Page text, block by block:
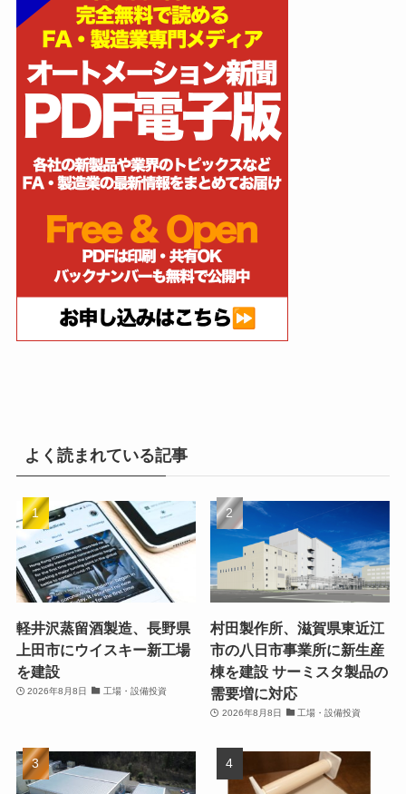
よく読まれている記事
軽井沢蒸留酒製造、長野県
上田市にウイスキー新工場
を建設
2026年8月8日 工場・設備投資
村田製作所、滋賀県東近江
市の八日市事業所に新生産
棟を建設 サーミスタ製品の
需要増に対応
2026年8月8日 工場・設備投資